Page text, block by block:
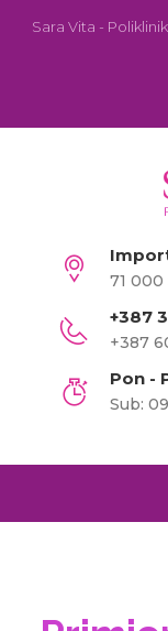
Sara Vita -
71 000
+387
+387
Pon -
Sub: